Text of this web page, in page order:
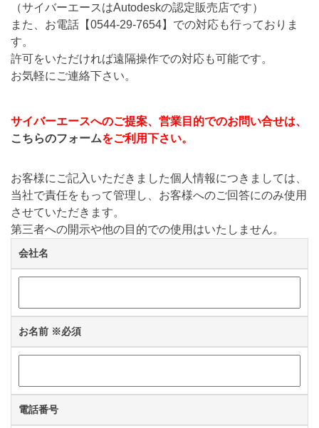
（サイバーエースはAutodeskの認定販売店です）
また、お電話【0544-29-7654】での対応も行っておりま
す。
許可をいただければ遠隔操作での対応も可能です。
お気軽にご連絡下さい。
サイバーエースへのご提案、営業目的でのお問い合せは、
こちらのフォームをご利用下さい。
お客様にご記入いただきました個人情報につきましては、
当社で責任をもって管理し、お客様へのご回答にのみ使用
させていただきます。
第三者への開示や他の目的での使用はいたしません。
会社名
お名前 ※必須
電話番号